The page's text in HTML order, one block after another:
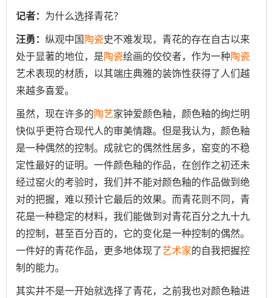
记者： 为什么选择青花？
汪勇： 纵观中国陶瓷史不难发现，青花的存在自古以来
处于显著的地位，是陶瓷绘画的佼佼者，作为一种陶瓷
艺术表现的材质，以其端庄典雅的装饰性获得了人们越
来越多喜爱。
虽然，现在许多的陶艺家钟爱颜色釉，颜色釉的绚烂明
快似乎更符合现代人的审美情趣。但是我认为，颜色釉
是一种偶然的控制。成就它的偶然性居多，窑变的不稳
定性最好的证明。一件颜色釉的作品，在创作之初还未
经过窑火的考验时，我们并不能对颜色釉的作品做到绝
对的把握，难以预计它最后的效果。而青花则不同，青
花是一种稳定的材料，我们能做到对青花百分之九十九
的控制，甚至百分百的，它的变化是一种控制的偶然。
一件好的青花作品，更多地体现了艺术家的自我把握控
制的能力。
其实并不是一开始就选择了青花，之前我也对颜色釉进